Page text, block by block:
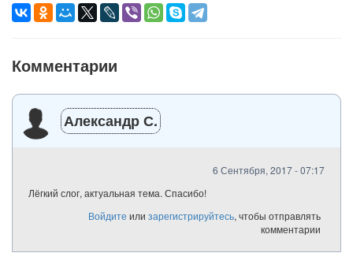
Комментарии
Александр С.
6 Сентября, 2017 - 07:17
Лёгкий слог, актуальная тема. Спасибо!
Войдите или зарегистрируйтесь, чтобы отправлять
комментарии